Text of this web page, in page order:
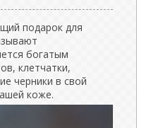
подарок для
богатым
клетчатки,
черники в свой
коже.